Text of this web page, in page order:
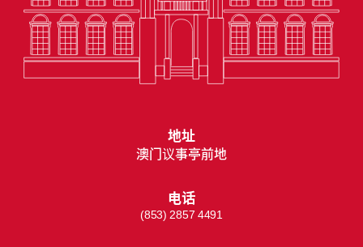
地址
澳门议事亭前地
电话
(853) 2857 4491